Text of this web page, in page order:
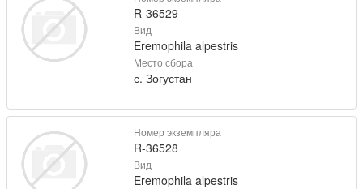
R-36529
Вид
Eremophila alpestris
Место сбора
с. Зогустан
Номер экземпляра
R-36528
Вид
Eremophila alpestris